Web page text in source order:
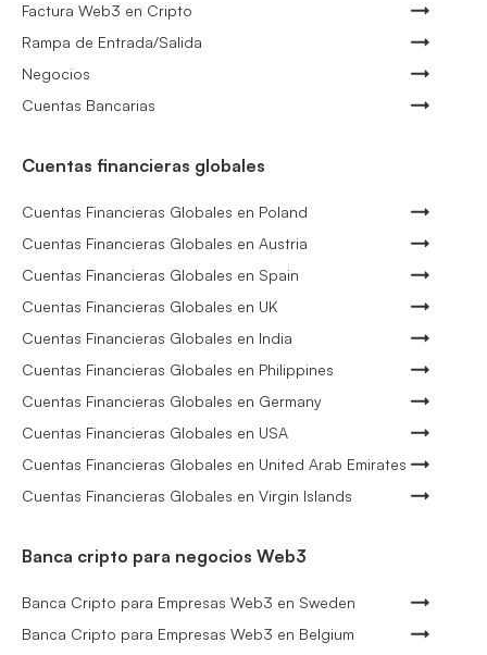
Factura Web3 en Cripto
Rampa de Entrada/Salida
Negocios
Cuentas Bancarias
Cuentas financieras globales
Cuentas Financieras Globales en Poland
Cuentas Financieras Globales en Austria
Cuentas Financieras Globales en Spain
Cuentas Financieras Globales en UK
Cuentas Financieras Globales en India
Cuentas Financieras Globales en Philippines
Cuentas Financieras Globales en Germany
Cuentas Financieras Globales en USA
Cuentas Financieras Globales en United Arab Emirates
Cuentas Financieras Globales en Virgin Islands
Banca cripto para negocios Web3
Banca Cripto para Empresas Web3 en Sweden
Banca Cripto para Empresas Web3 en Belgium